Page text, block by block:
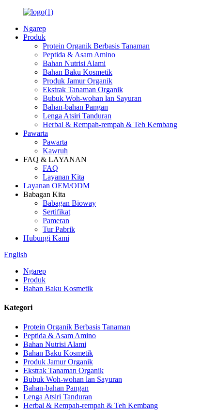
Ngarep
Produk
Protein Organik Berbasis Tanaman
Peptida & Asam Amino
Bahan Nutrisi Alami
Bahan Baku Kosmetik
Produk Jamur Organik
Ekstrak Tanaman Organik
Bubuk Woh-wohan lan Sayuran
Bahan-bahan Pangan
Lenga Atsiri Tanduran
Herbal & Rempah-rempah & Teh Kembang
Pawarta
Pawarta
Kawruh
FAQ & LAYANAN
FAQ
Layanan Kita
Layanan OEM/ODM
Babagan Kita
Babagan Bioway
Sertifikat
Pameran
Tur Pabrik
Hubungi Kami
English
Ngarep
Produk
Bahan Baku Kosmetik
Kategori
Protein Organik Berbasis Tanaman
Peptida & Asam Amino
Bahan Nutrisi Alami
Bahan Baku Kosmetik
Produk Jamur Organik
Ekstrak Tanaman Organik
Bubuk Woh-wohan lan Sayuran
Bahan-bahan Pangan
Lenga Atsiri Tanduran
Herbal & Rempah-rempah & Teh Kembang